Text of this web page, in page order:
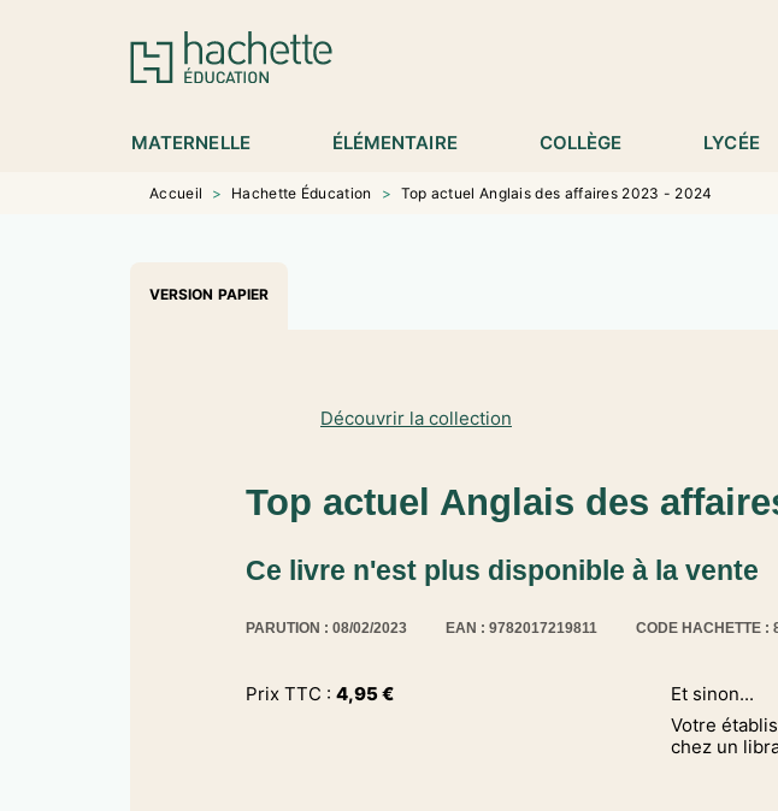
MENU RECHERCHE
MATERNELLE ÉLÉMENTAIRE COLLÈGE LYCÉE
Accueil > Hachette Éducation > Top actuel Anglais des affaires 2023 - 2024
VERSION PAPIER
Découvrir la collection
Top actuel Anglais des
Ce livre n'est plus disponible à la vente
PARUTION : 08/02/2023 EAN : 9782017219811 CODE HACHETTE :
Prix TTC : 4,95€
Et sinon...
Votre
chez un